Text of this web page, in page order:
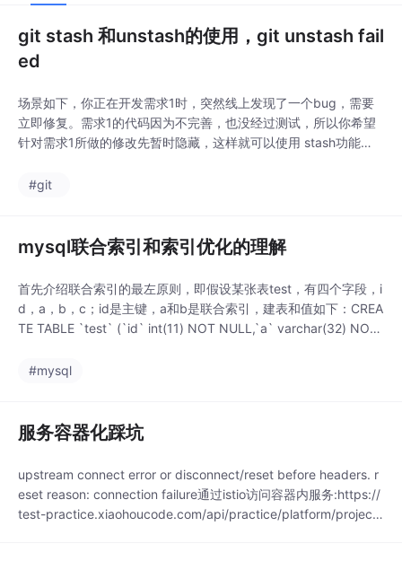
git stash 和unstash的使用，git unstash fail
ed
场景如下，你正在开发需求1时，突然线上发现了一个bug，需要
立即修复。需求1的代码因为不完善，也没经过测试，所以你希望
针对需求1所做的修改先暂时隐藏，这样就可以使用 stash功能
掉。现在假设你处理bug完毕。需要继续开发需求，现在需要unst
#git
mysql联合索引和索引优化的理解
首先介绍联合索引的最左原则，即假设某张表test，有四个字段，i
d，a，b，c；id是主键，a和b是联合索引，建表和值如下：CREA
TE TABLE `test` (`id` int(11) NOT NULL,`a` varchar(32) NOT
arc...
#mysql
服务容器化踩坑
upstream connect error or disconnect/reset before headers. r
eset reason: connection failure通过istio访问容器内服务:https://
test-practice.xiaohoucode.com/api/practice/platform/project/